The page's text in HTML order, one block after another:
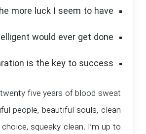
more luck I seem to have.
would ever get done.
is the key to success.
five years of blood sweat
people, beautiful souls, clean
squeaky clean. I’m up to